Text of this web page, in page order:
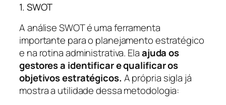
1. SWOT
A análise SWOT é uma ferramenta
importante para o planejamento estratégico
e na rotina administrativa. Elaajuda os
gestores a identificar e qualificar os
objetivos estratégicos. A própria sigla já
mostra a utilidade dessa metodologia: